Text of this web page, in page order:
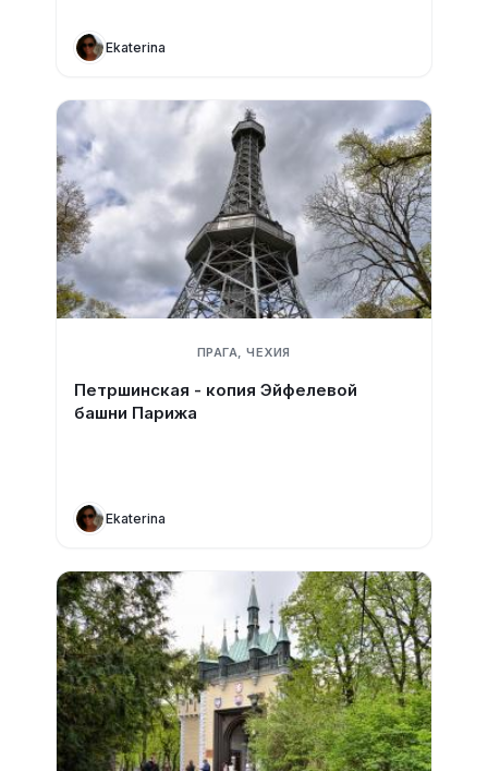
Ekaterina
ПРАГА, ЧЕХИЯ
Петршинская - копия Эйфелевой
башни Парижа
Ekaterina